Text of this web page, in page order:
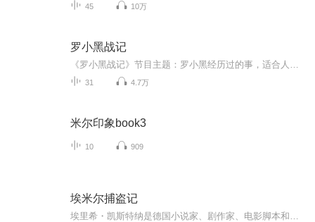
45 10万
罗小黑战记
31 4.7万
米尔印象book3
10 909
埃米尔捕盗记